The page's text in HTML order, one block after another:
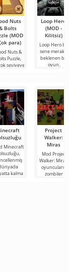
Nuts
Bolts
(MOD
para)
Nuts &
Puzzle,
seviyeye
Loop Hero
(MOD -
Kilitsiz)
Loop Hero bu
sene merakla
beklenen bir
oyun.
Minecraft
kalma
Project
Walker:
Miras
Mod Project
Walker: Miras,
oyuncuların
zombiler